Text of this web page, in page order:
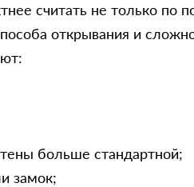
считать не только по
открывания и
больше стандартной;
замок;